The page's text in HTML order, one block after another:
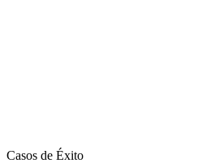
Casos de Éxito